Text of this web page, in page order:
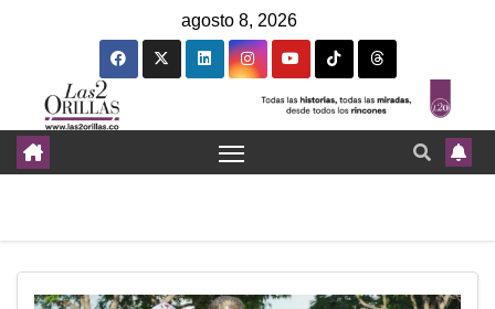
agosto 8, 2026